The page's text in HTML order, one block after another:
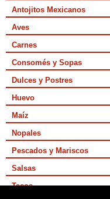
Antojitos Mexicanos
Aves
Carnes
Consomés y Sopas
Dulces y Postres
Huevo
Maíz
Nopales
Pescados y Mariscos
Salsas
Tacos